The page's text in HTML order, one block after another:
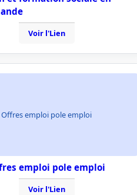
Voir l'Lien
Offres emploi pole emploi
emploi pole emploi
Voir l'Lien